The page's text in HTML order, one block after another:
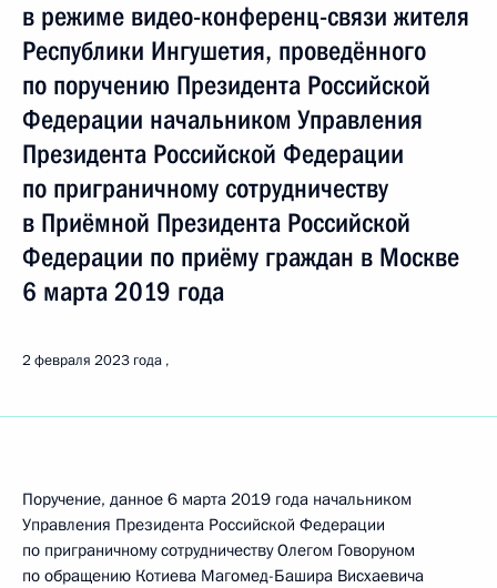
в режиме видео-конференц-связи жителя
Республики Ингушетия, проведённого
по поручению Президента Российской
Федерации начальником Управления
Президента Российской Федерации
по приграничному сотрудничеству
в Приёмной Президента Российской
Федерации по приёму граждан в Москве
6 марта 2019 года
2 февраля 2023 года
Поручение, данное 6 марта 2019 года начальником
Управления Президента Российской Федерации
по приграничному сотрудничеству Олегом Говоруном
по обращению Котиева Магомед-Башира Висхаевича